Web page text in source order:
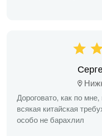
Дороговато, как по
всякая китайская
особо не барахлил